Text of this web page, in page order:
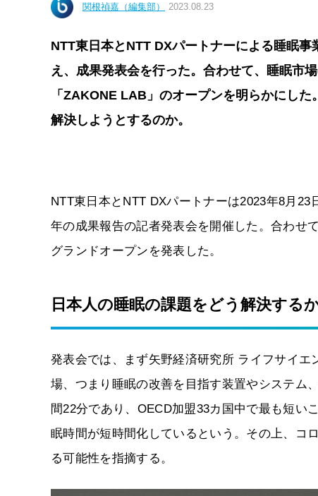
関根禎嘉（編集部） 2023.08.23
NTT東日本とNTT DXパートナーによる睡眠
え、成果発表会を行った。合わせて、睡眠市
「ZAKONE LAB」のオープンを明らかにし
解決しようとするのか。
NTT東日本とNTT DXパートナーは2023年8月
年の成果報告の記者発表会を開催した。合わせ
グランドオープンを発表した。
日本人の睡眠の課題をどう解決する
発表会では、まず矢野経済研究所 ライフサイ
場、つまり睡眠の改善を目指す装置やシステム
間22分であり、OECD加盟33カ国中で最も短い
眠時間が短時間化しているという。その上、コ
る可能性を指摘する。